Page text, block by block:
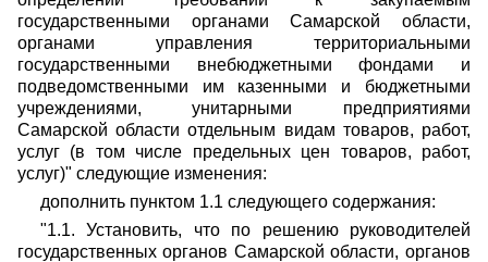
государственными органами Самарской области,
органами управления территориальными
государственными внебюджетными фондами и
подведомственными им казенными и бюджетными
учреждениями, унитарными предприятиями
Самарской области отдельным видам товаров, работ,
услуг (в том числе предельных цен товаров, работ,
услуг)" следующие изменения:
дополнить пунктом 1.1 следующего содержания:
"1.1. Установить, что по решению руководителей
государственных органов Самарской области, органов